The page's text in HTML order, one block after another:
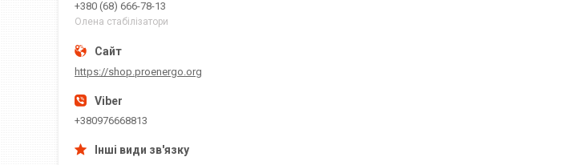
+380 (68) 666-78-13
Олена стабілізатори
https://shop.proenergo.org
+380976668813